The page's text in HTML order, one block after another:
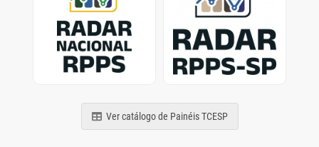
Consolidação dos
investimentos dos RPPS
de municípios e estados
brasileiros
Painel de investimentos
dos Regimes Próprios de
Previdência Social
paulistas
Ver catálogo de Painéis TCESP